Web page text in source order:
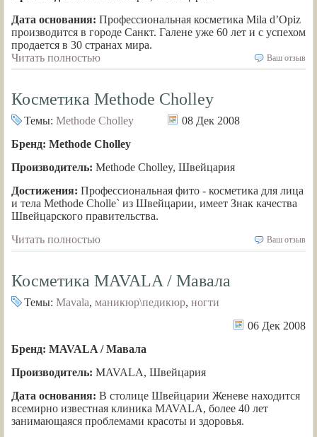
Дата основания: Профессиональная косметика Mila d’Opiz
производится в городе Санкт. Галене уже 60 лет и с успехом
продается в 30 странах мира.
Читать полностью
Ваш отзыв
Косметика Methode Cholley
Темы: Methode Cholley
08 Дек 2008
Бренд: Methode Cholley
Производитель: Methode Cholley, Швейцария
Достижения: Профессиональная фито - косметика для лица
и тела Methode Cholle` из Швейцарии, имеет Знак качества
Швейцарского правительства.
Читать полностью
Ваш отзыв
Косметика MAVALA / Мавала
Темы: Mavala, маникюр\педикюр, ногти
06 Дек 2008
Бренд: MAVALA / Мавала
Производитель: MAVALA, Швейцария
Дата основания: В столице Швейцарии Женеве находится
всемирно известная клиника MAVALA, более 40 лет
занимающаяся проблемами красоты и здоровья.